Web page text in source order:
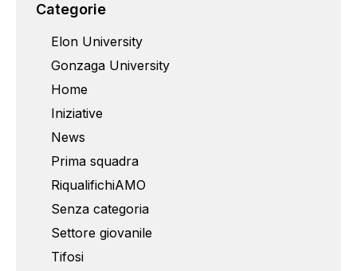
Categorie
Elon University
Gonzaga University
Home
Iniziative
News
Prima squadra
RiqualifichiAMO
Senza categoria
Settore giovanile
Tifosi